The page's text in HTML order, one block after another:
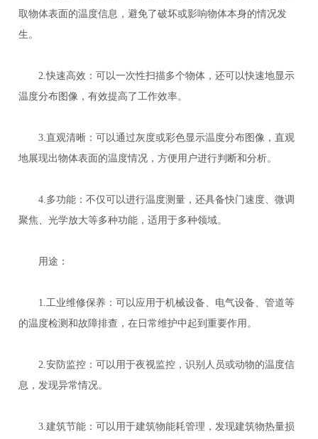
取物体表面的温度信息，避免了破坏或影响物体本身的情况发
生。
2.快速高效：可以一次性扫描多个物体，还可以快速地显示
温度分布图像，有效提高了工作效率。
3.直观清晰：可以通过灰度或彩色显示温度分布图像，直观
地展现出物体表面的温度情况，方便用户进行判断和分析。
4.多功能：不仅可以进行温度测量，还具备快门速度、微调
聚焦、光学放大等多种功能，适用于多种领域。
用途：
1.工业维修保养：可以应用于机械设备、电气设备、管道等
的温度检测和故障排查，在日常维护中起到重要作用。
2.安防监控：可以用于夜视监控，识别人员或动物的温度信
息，发现异常情况。
3.建筑节能：可以用于建筑物能耗管理，发现建筑物热量损